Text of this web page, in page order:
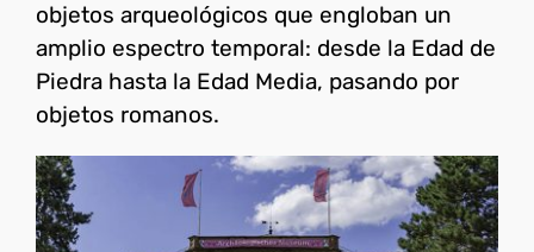
objetos arqueológicos que engloban un
amplio espectro temporal: desde la Edad de
Piedra hasta la Edad Media, pasando por
objetos romanos.